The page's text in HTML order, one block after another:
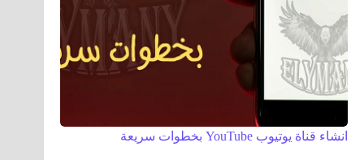
انشاء قناة يوتيوب YouTube بخطوات سريعة